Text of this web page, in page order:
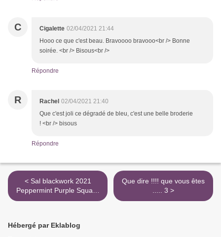
C Cigalette 02/04/2021 21:44
Hooo ce que c'est beau. Bravoooo bravooo<br /> Bonne
soirée. <br /> Bisous<br />
Répondre
R Rachel 02/04/2021 21:40
Que c'est joli ce dégradé de bleu, c'est une belle broderie
! <br /> bisous
Répondre
< Sal blackwork 2021
Peppermint Purple Square
#9 ==> #11
Que dire !!!! que vous êtes
..... 3 >
Hébergé par Eklablog